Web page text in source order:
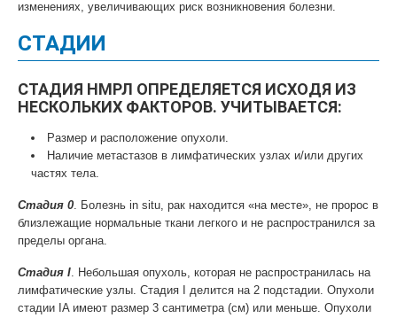
изменениях, увеличивающих риск возникновения болезни.
СТАДИИ
СТАДИЯ НМРЛ ОПРЕДЕЛЯЕТСЯ ИСХОДЯ ИЗ
НЕСКОЛЬКИХ ФАКТОРОВ. УЧИТЫВАЕТСЯ:
Размер и расположение опухоли.
Наличие метастазов в лимфатических узлах и/или других
частях тела.
Стадия 0. Болезнь in situ, рак находится «на месте», не пророс в
близлежащие нормальные ткани легкого и не распространился за
пределы органа.
Стадия I. Небольшая опухоль, которая не распространилась на
лимфатические узлы. Стадия I делится на 2 подстадии. Опухоли
стадии IA имеют размер 3 сантиметра (см) или меньше. Опухоли